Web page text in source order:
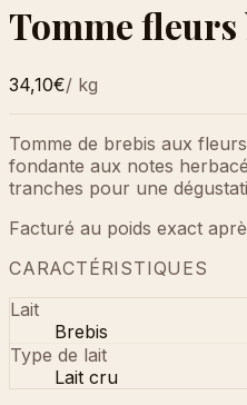
Tomme fleurs
34,10€/ kg
Tomme de brebis aux
fondante aux notes
tranches pour une
Facturé au poids exact
CARACTÉRISTIQUES
Lait
Brebis
Type de lait
Lait cru